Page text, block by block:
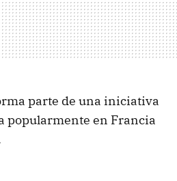
parte de una iniciativa
popularmente en Francia